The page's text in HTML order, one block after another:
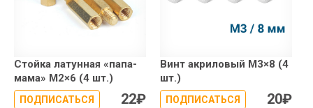
Стойка латунная «папа-
мама» М2×6 (4 шт.)
ПОДПИСАТЬСЯ 22₽
Винт акриловый М3×8 (4
шт.)
ПОДПИСАТЬСЯ 20₽